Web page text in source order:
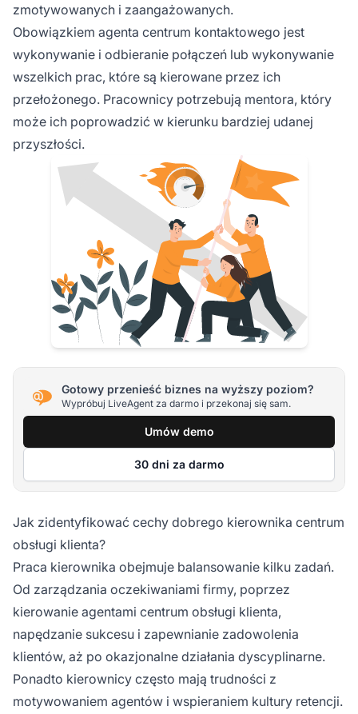
zmotywowanych i zaangażowanych.
Obowiązkiem agenta centrum kontaktowego jest
wykonywanie i odbieranie połączeń lub wykonywanie
wszelkich prac, które są kierowane przez ich
przełożonego. Pracownicy potrzebują mentora, który
może ich poprowadzić w kierunku bardziej udanej
przyszłości.
Gotowy przenieść biznes na wyższy poziom?
Wypróbuj LiveAgent za darmo i przekonaj się sam.
Umów demo
30 dni za darmo
Jak zidentyfikować cechy dobrego kierownika centrum
obsługi klienta?
Praca kierownika obejmuje balansowanie kilku zadań.
Od zarządzania oczekiwaniami firmy, poprzez
kierowanie agentami centrum obsługi klienta,
napędzanie sukcesu i zapewnianie zadowolenia
klientów, aż po okazjonalne działania dyscyplinarne.
Ponadto kierownicy często mają trudności z
motywowaniem agentów i wspieraniem kultury retencji.